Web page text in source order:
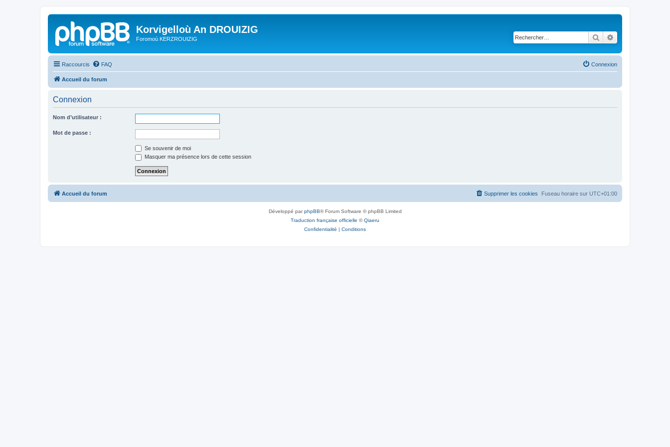
Korvigelloù An DROUIZIG
Foromoù KERZROUIZIG Rechercher
Raccourcis FAQ Connexion
Accueil du forum
Connexion
Nom d’utilisateur :
Mot de passe :
Se souvenir de moi
Masquer ma présence lors de cette session
Accueil du forum Fuseau horaire sur UTC+01:00
Supprimer les cookies
Développé parphpBB® Forum Software © phpBB Limited
Traduction française officielle ©Qiaeru
Confidentialité | Conditions